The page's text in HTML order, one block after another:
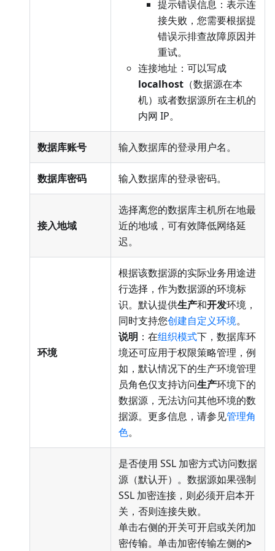
提示错误信息：表示连
接失败，您需要根据提
错误示排查故障原因并
重试。
连接地址：可以写成
localhost （数据源在本
机）或者数据源所在主机的
内网 IP。
数据库账号 输入数据库的登录用户名。
数据库密码 输入数据库的登录密码。
接入地域
选择离您的数据库主机所在地最
近的地域，可有效降低网络延
迟。
环境
根据该数据源的实际业务用途进
行选择，作为数据源的环境标
识。默认提供生产和开发环境，
同时支持您创建自定义环境。
说明 ：在组织模式下，数据库环
境还可应用于权限策略管理，例
如，默认情况下的生产环境管理
员角色仅支持访问生产环境下的
数据源，无法访问其他环境的数
据源。更多信息，请参见管理角
色。
是否使用 SSL 加密方式访问数据
源（默认开）。数据源如果强制
SSL 加密连接，则必须开启本开
关，否则连接失败。
单击右侧的开关可开启或关闭加
密传输。单击加密传输左侧的>